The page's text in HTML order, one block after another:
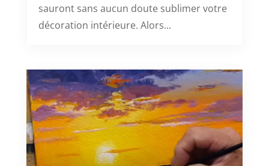
sauront sans aucun doute sublimer votre
décoration intérieure. Alors...